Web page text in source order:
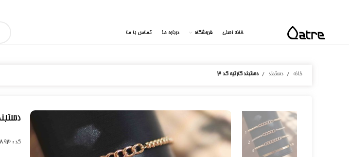
خانه اصلی فروشگاه درباره ما تماس با ما
خانه دستبند دستبند کارتیه کد ۳
کد : B2893